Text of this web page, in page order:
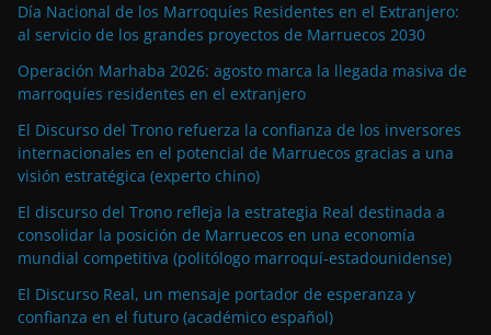
Día Nacional de los Marroquíes Residentes en el Extranjero:
al servicio de los grandes proyectos de Marruecos 2030
Operación Marhaba 2026: agosto marca la llegada masiva de
marroquíes residentes en el extranjero
El Discurso del Trono refuerza la confianza de los inversores
internacionales en el potencial de Marruecos gracias a una
visión estratégica (experto chino)
El discurso del Trono refleja la estrategia Real destinada a
consolidar la posición de Marruecos en una economía
mundial competitiva (politólogo marroquí-estadounidense)
El Discurso Real, un mensaje portador de esperanza y
confianza en el futuro (académico español)